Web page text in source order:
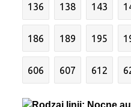
136 138 143
186 189 195
606 607 612